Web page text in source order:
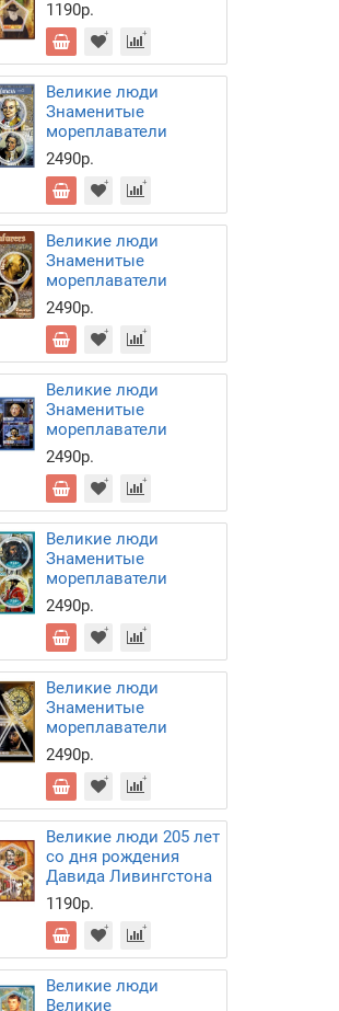
1190р.
Великие люди
Знаменитые
мореплаватели
2490р.
Великие люди
Знаменитые
мореплаватели
2490р.
Великие люди
Знаменитые
мореплаватели
2490р.
Великие люди
Знаменитые
мореплаватели
2490р.
Великие люди
Знаменитые
мореплаватели
2490р.
Великие люди 205 лет
со дня рождения
Давида Ливингстона
1190р.
Великие люди
Великие